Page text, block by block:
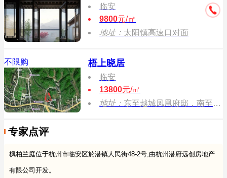
临安
9800元/㎡
地址： 太阳镇高速口对面
不限购 梧上晓居
临安
13800元/㎡
地址： 东至越城凤凰府邸，南至太阳镇凤凰广场，西至现状农田，北至富源溪。
专家点评
枫柏兰庭位于杭州市临安区於潜镇人民街48-2号,由杭州潜府远创房地产
有限公司开发。